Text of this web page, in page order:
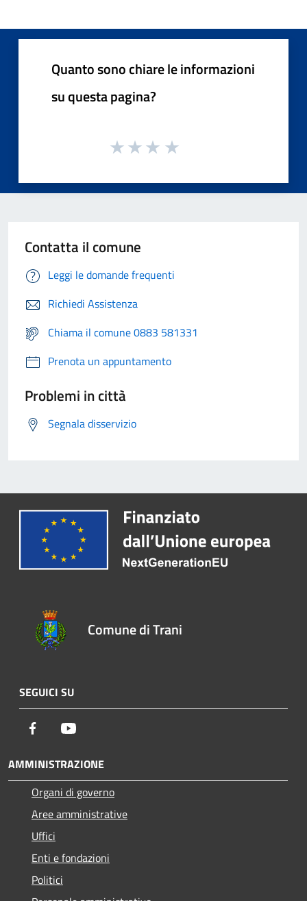
Quanto sono chiare le informazioni
su questa pagina?
Contatta il comune
Leggi le domande frequenti
Richiedi Assistenza
Chiama il comune 0883 581331
Prenota un appuntamento
Problemi in città
Segnala disservizio
Comune di Trani
SEGUICI SU
Facebook
AMMINISTRAZIONE
Organi di governo
Aree amministrative
Uffici
Enti e fondazioni
Politici